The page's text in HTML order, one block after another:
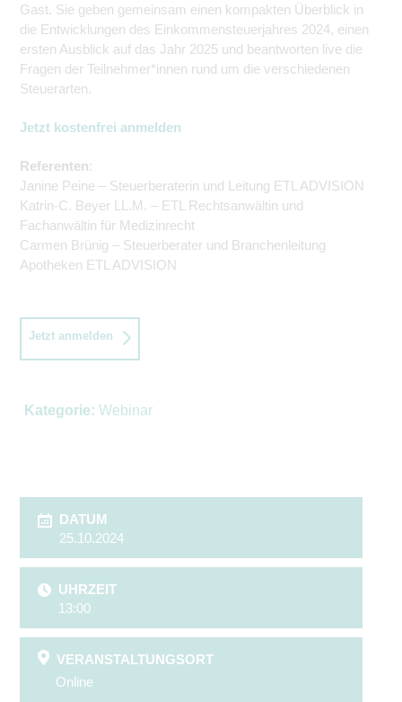
Gast. Sie geben gemeinsam einen kompakten Überblick in
die Entwicklungen des Einkommensteuerjahres 2024, einen
ersten Ausblick auf das Jahr 2025 und beantworten live die
Fragen der Teilnehmer*innen rund um die verschiedenen
Steuerarten.
Jetzt kostenfrei anmelden
Referenten:
Janine Peine – Steuerberaterin und Leitung ETL ADVISION
Katrin-C. Beyer LL.M. – ETL Rechtsanwältin und
Fachanwältin für Medizinrecht
Carmen Brünig – Steuerberater und Branchenleitung
Apotheken ETL ADVISION
Jetzt anmelden
Kategorie: Webinar
DATUM
25.10.2024
UHRZEIT
13:00
VERANSTALTUNGSORT
Online